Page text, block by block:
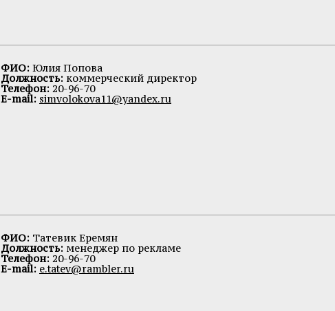
ФИО: Юлия Попова
Должность: коммерческий директор
Телефон: 20-96-70
E-mail: simvolokova11@yandex.ru
ФИО: Татевик Еремян
Должность: менеджер по рекламе
Телефон: 20-96-70
E-mail: e.tatev@rambler.ru